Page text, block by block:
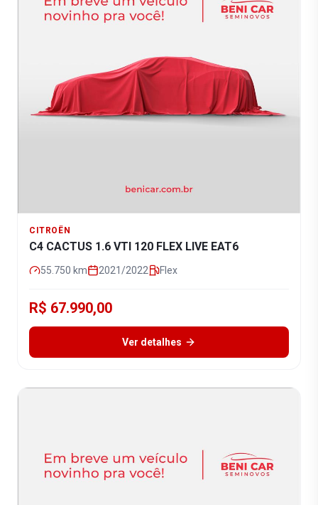
CITROËN
C4 CACTUS 1.6 VTI 120 FLEX LIVE EAT6
55.750 km 2021/2022 Flex
R$ 67.990,00
Ver detalhes